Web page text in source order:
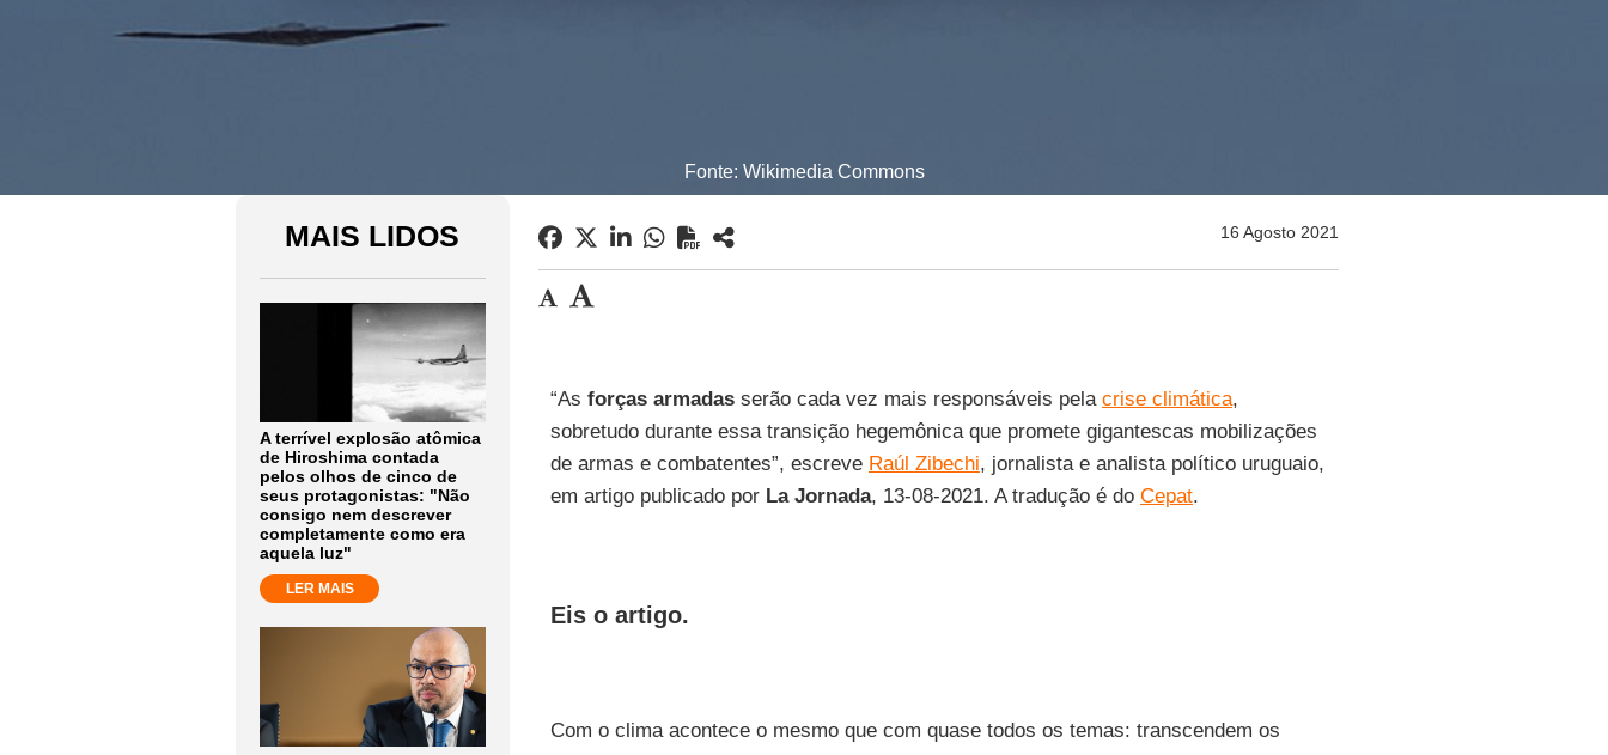
Fonte: Wikimedia Commons
MAIS LIDOS
A terrível explosão atômica
de Hiroshima contada
pelos olhos de cinco de
seus protagonistas: "Não
consigo nem descrever
completamente como era
aquela luz"
LER MAIS
16 Agosto 2021
“As forças armadasserão cada vez mais responsáveis pela crise climática,
sobretudo durante essa transição hegemônica que promete gigantescas mobilizações
de armas e combatentes”, escreve Raúl Zibechi, jornalista e analista político uruguaio,
em artigo publicado por La Jornada, 13-08-2021. A tradução é do Cepat.
Eis o artigo.
Com o clima acontece o mesmo que com quase todos os temas: transcendem os